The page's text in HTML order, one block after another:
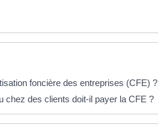
foncière des entreprises (CFE) ?
chez des clients doit-il payer la CFE ?